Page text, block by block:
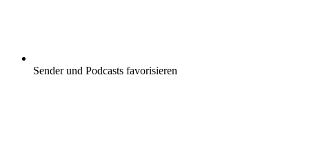
Sender und Podcasts favorisieren